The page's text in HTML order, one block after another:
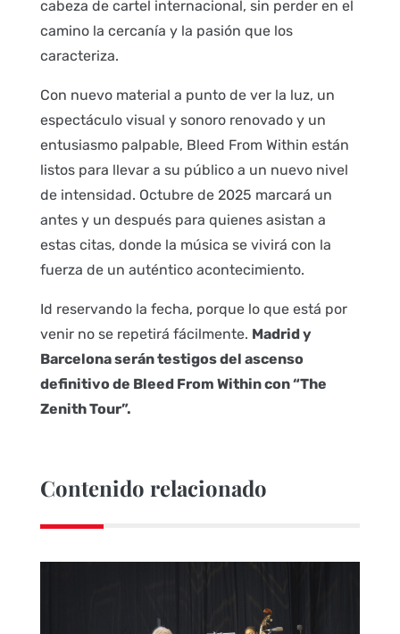
cabeza de cartel internacional, sin perder en el
camino la cercanía y la pasión que los
caracteriza.
Con nuevo material a punto de ver la luz, un
espectáculo visual y sonoro renovado y un
entusiasmo palpable, Bleed From Within están
listos para llevar a su público a un nuevo nivel
de intensidad. Octubre de 2025 marcará un
antes y un después para quienes asistan a
estas citas, donde la música se vivirá con la
fuerza de un auténtico acontecimiento.
Id reservando la fecha, porque lo que está por
venir no se repetirá fácilmente. Madrid y
Barcelona serán testigos del ascenso
definitivo de Bleed From Within con “The
Zenith Tour”.
Contenido relacionado